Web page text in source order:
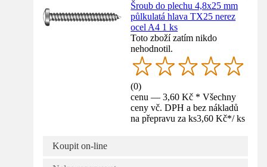
Šroub do plechu 4,8x25 mm
půlkulatá hlava TX25 nerez
ocel A4 1 ks
Toto zboží zatím nikdo
nehodnotil.
(0)
cenu — 3,60 Kč * Všechny
ceny vč. DPH a bez nákladů
na přepravu za ks3,60 Kč*/ ks
Koupit on-line